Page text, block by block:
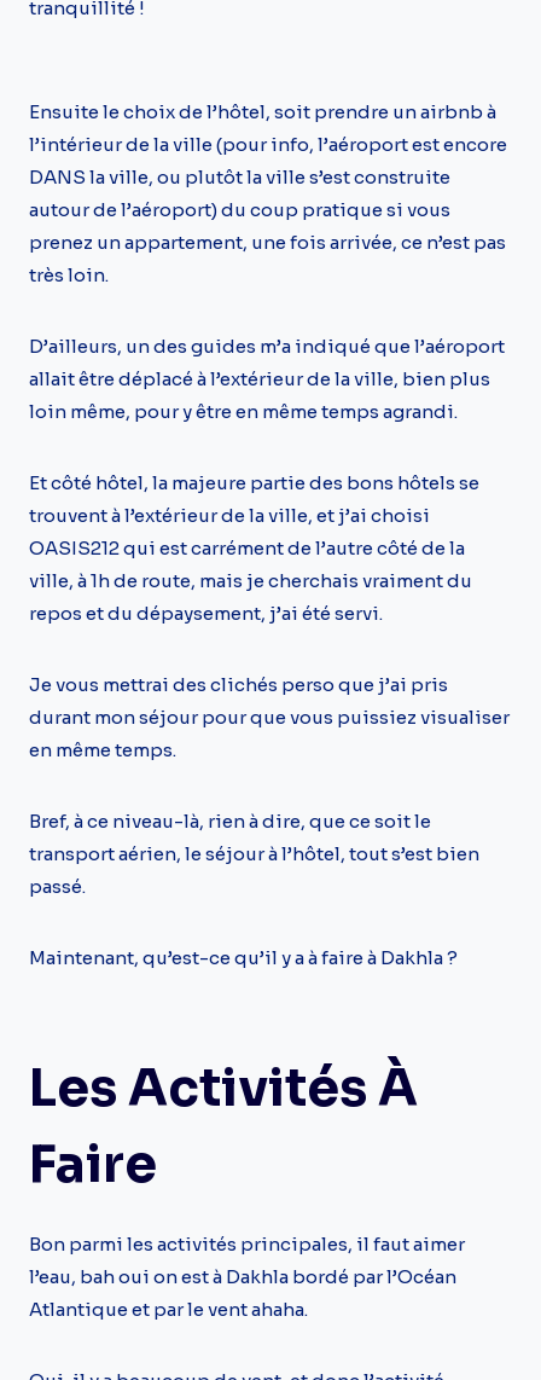
tranquillité !
Ensuite le choix de l’hôtel, soit prendre un airbnb à
l’intérieur de la ville (pour info, l’aéroport est encore
DANS la ville, ou plutôt la ville s’est construite
autour de l’aéroport) du coup pratique si vous
prenez un appartement, une fois arrivée, ce n’est pas
très loin.
D’ailleurs, un des guides m’a indiqué que l’aéroport
allait être déplacé à l’extérieur de la ville, bien plus
loin même, pour y être en même temps agrandi.
Et côté hôtel, la majeure partie des bons hôtels se
trouvent à l’extérieur de la ville, et j’ai choisi
OASIS212 qui est carrément de l’autre côté de la
ville, à 1h de route, mais je cherchais vraiment du
repos et du dépaysement, j’ai été servi.
Je vous mettrai des clichés perso que j’ai pris
durant mon séjour pour que vous puissiez visualiser
en même temps.
Bref, à ce niveau-là, rien à dire, que ce soit le
transport aérien, le séjour à l’hôtel, tout s’est bien
passé.
Maintenant, qu’est-ce qu’il y a à faire à Dakhla ?
Les Activités À
Faire
Bon parmi les activités principales, il faut aimer
l’eau, bah oui on est à Dakhla bordé par l’Océan
Atlantique et par le vent ahaha.